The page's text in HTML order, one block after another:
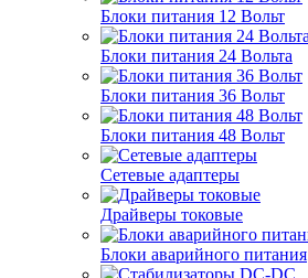
Блоки питания 12 Вольт
Блоки питания 24 Вольта
Блоки питания 36 Вольт
Блоки питания 48 Вольт
Сетевые адаптеры
Драйверы токовые
Блоки аварийного питания